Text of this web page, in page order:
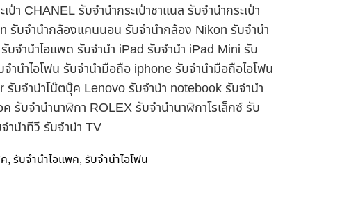
า CHANEL รับจำนำกระเป๋าชาแนล รับจำนำกระเป๋า
รับจำนำกล้องแคนนอน รับจำนำกล้อง Nikon รับจำนำ
จำนำไอแพด รับจำนำ iPad รับจำนำ iPad Mini รับ
นำไอโฟน รับจำนำมือถือ iphone รับจำนำมือถือไอโฟน
บจำนำโน๊ตบุ๊ค Lenovo รับจำนำ notebook รับจำนำ
รับจำนำนาฬิกา ROLEX รับจำนำนาฬิกาโรเล็กซ์ รับ
ำนำทีวี รับจำนำ TV
, รับจำนำไอแพค, รับจำนำไอโฟน